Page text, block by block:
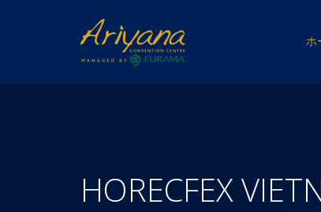
ホ
HORECFEX